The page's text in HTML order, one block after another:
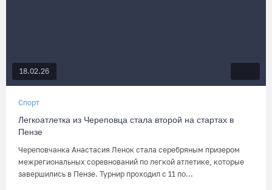
18.02.26
Спорт
Легкоатлетка из Череповца стала второй на стартах в
Пензе
Череповчанка Анастасия Ленок стала серебряным призером
межрегиональных соревнований по легкой атлетике, которые
завершились в Пензе. Турнир проходил с 11 по...